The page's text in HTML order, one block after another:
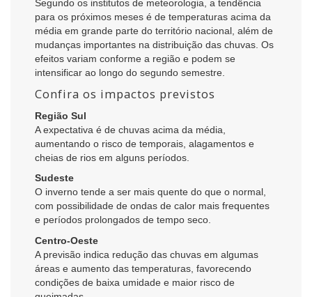
Segundo os institutos de meteorologia, a tendência
para os próximos meses é de temperaturas acima da
média em grande parte do território nacional, além de
mudanças importantes na distribuição das chuvas. Os
efeitos variam conforme a região e podem se
intensificar ao longo do segundo semestre.
Confira os impactos previstos
Região Sul
A expectativa é de chuvas acima da média,
aumentando o risco de temporais, alagamentos e
cheias de rios em alguns períodos.
Sudeste
O inverno tende a ser mais quente do que o normal,
com possibilidade de ondas de calor mais frequentes
e períodos prolongados de tempo seco.
Centro-Oeste
A previsão indica redução das chuvas em algumas
áreas e aumento das temperaturas, favorecendo
condições de baixa umidade e maior risco de